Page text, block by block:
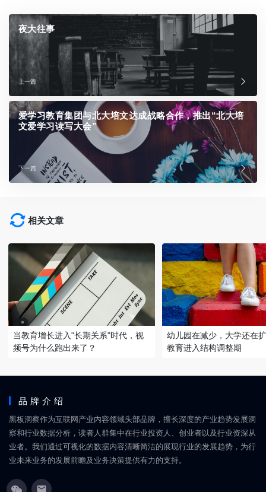
夜大往事
上一篇
爱学习教育集团与北大培文达成战略合作，推出“北大培
文爱学习读写大会”
下一篇
相关文章
当教育增长进入"长期关系"时代，视
频号为什么跑出来了？
幼儿园在减少，大学还在
教育进入结构调整期
品牌介绍
黑板洞察作为互联网产业内容领域头部品牌，擅长深度的产业趋势发展洞
察和行业数据分析，读者人群集中在行业投资人、创业者以及行业资深从
业者。我们通过可视化的数据内容清晰简洁的展现行业的发展趋势，为行
业未来业务的发展前瞻及业务决策提供有力的支持。